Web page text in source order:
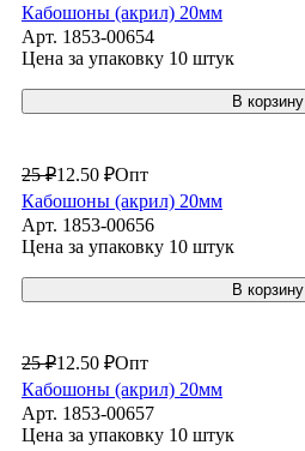
Кабошоны (акрил) 20мм
Арт. 1853-00654
Цена за упаковку 10 штук
В корзину
25 ₽12.50 ₽Опт
Кабошоны (акрил) 20мм
Арт. 1853-00656
Цена за упаковку 10 штук
В корзину
25 ₽12.50 ₽Опт
Кабошоны (акрил) 20мм
Арт. 1853-00657
Цена за упаковку 10 штук